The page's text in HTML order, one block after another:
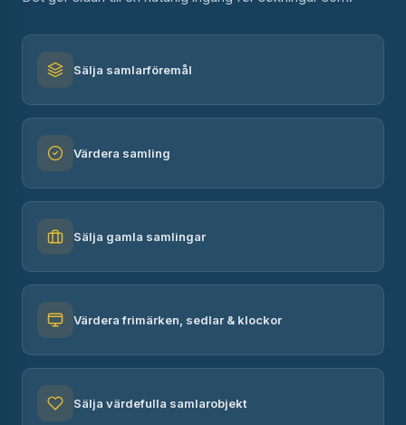
Sälja samlarföremål
Värdera samling
Sälja gamla samlingar
Värdera frimärken, sedlar & klockor
Sälja värdefulla samlarobjekt